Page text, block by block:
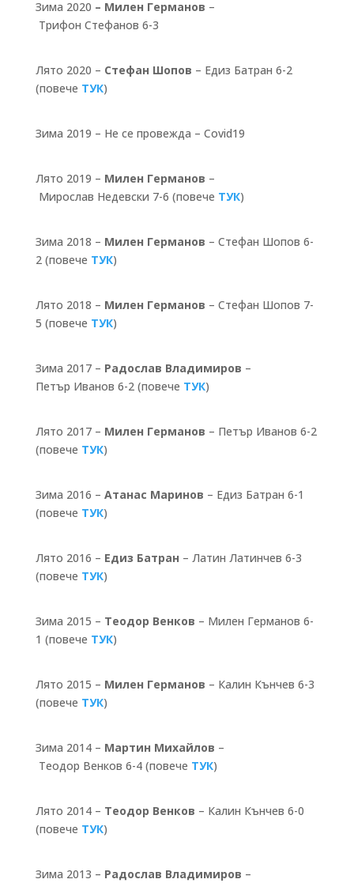
Зима 2020 – Милен Германов –
Трифон Стефанов 6-3
Лято 2020 – Стефан Шопов – Едиз Батран 6-2
(повече ТУК)
Зима 2019 – Не се провежда – Covid19
Лято 2019 – Милен Германов –
Мирослав Недевски 7-6 (повече ТУК)
Зима 2018 – Милен Германов – Стефан Шопов 6-
2 (повече ТУК)
Лято 2018 – Милен Германов – Стефан Шопов 7-
5 (повече ТУК)
Зима 2017 – Радослав Владимиров –
Петър Иванов 6-2 (повече ТУК)
Лято 2017 – Милен Германов – Петър Иванов 6-2
(повече ТУК)
Зима 2016 – Атанас Маринов – Едиз Батран 6-1
(повече ТУК)
Лято 2016 – Едиз Батран – Латин Латинчев 6-3
(повече ТУК)
Зима 2015 – Теодор Венков – Милен Германов 6-
1 (повече ТУК)
Лято 2015 – Милен Германов – Калин Кънчев 6-3
(повече ТУК)
Зима 2014 – Мартин Михайлов –
Теодор Венков 6-4 (повече ТУК)
Лято 2014 – Теодор Венков – Калин Кънчев 6-0
(повече ТУК)
Зима 2013 – Радослав Владимиров –